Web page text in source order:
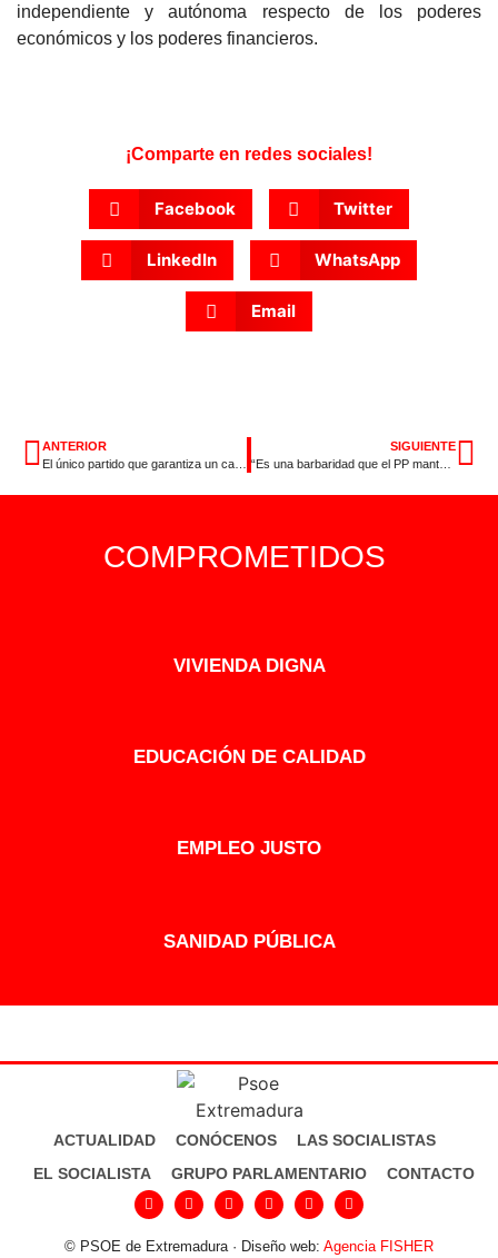
independiente y autónoma respecto de los poderes
económicos y los poderes financieros.
¡Comparte en redes sociales!
Facebook Twitter
LinkedIn WhatsApp
Email
ANTERIOR
SIGUIENTE
COMPROMETIDOS
VIVIENDA DIGNA
EDUCACIÓN DE CALIDAD
EMPLEO JUSTO
SANIDAD PÚBLICA
ACTUALIDAD CONÓCENOS
LAS SOCIALISTAS
EL SOCIALISTA
GRUPO PARLAMENTARIO CONTACTO
© PSOE de Extremadura · Diseño web: Agencia FISHER